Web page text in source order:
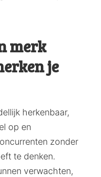
merk
je
herkenbaar,
op en
zonder
te denken.
verwachten,